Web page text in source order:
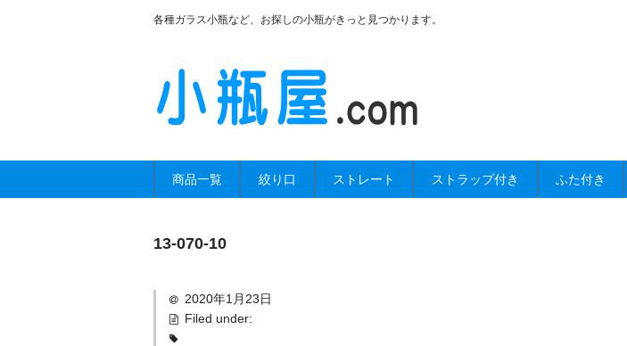
各種ガラス小瓶など、お探しの小瓶がきっと見つかります。
商品一覧 絞り口 ストレート ストラップ付き ふた付き
13-070-10
2020年1月23日
Filed under: